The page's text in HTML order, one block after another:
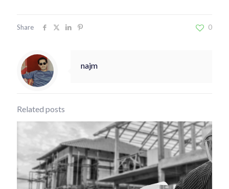
Share 0
najm
Related posts